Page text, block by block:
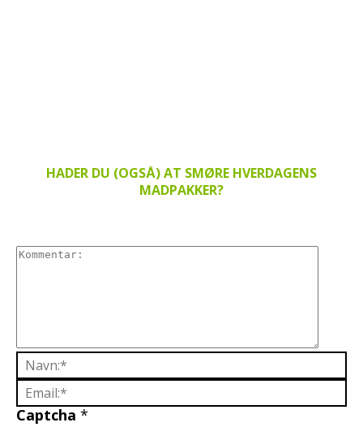
HADER DU (OGSÅ) AT SMØRE HVERDAGENS
MADPAKKER?
Captcha *